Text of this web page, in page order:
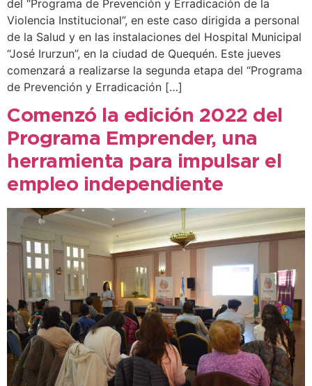
del “Programa de Prevención y Erradicación de la
Violencia Institucional”, en este caso dirigida a personal
de la Salud y en las instalaciones del Hospital Municipal
“José Irurzun”, en la ciudad de Quequén. Este jueves
comenzará a realizarse la segunda etapa del “Programa
de Prevención y Erradicación […]
Comenzó la edición 2022 del
Programa Emprender, una
herramienta para impulsar el
empleo independiente